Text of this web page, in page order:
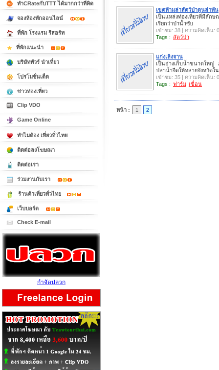
เขตห้ามล่าสัตว์ป่าดูนลำพัน
เป็นแหล่งท่องเที่ยวที่มีลัก
เรียกว่าป่าน้ำซับ
เข้าชม: 38 | ความคิดเห็น: 0
Tags : สัตว์ป่า
แก่งเลิงจาน
เป็นอ่างเก็บน้ำขนาดใหญ่
ปลาน้ำจืดให้หลายจังหวัดใ
เข้าชม: 35 | ความคิดเห็น: 0
Tags : ฟาร์ม เขื่อน
หน้า : 1 2
ทำCRateกับTTT ได้มากกว่าที่คิด
จองห้องพักออนไลน์
ที่พัก โรงแรม รีสอร์ท
ที่พักแนะนำ
บริษัททัวร์ นำเที่ยว
โปรโมชั่นเด็ด
ข่าวท่องเที่ยว
Clip VDO
Game Online
ทำไมต้อง เที่ยวทั่วไทย
ติดต่อลงโฆษณา
ติดต่อเรา
ร่วมงานกับเรา
ร้านค้าเที่ยวทั่วไทย
เว็บบอร์ด
Check E-mail
กำจัดปลวก